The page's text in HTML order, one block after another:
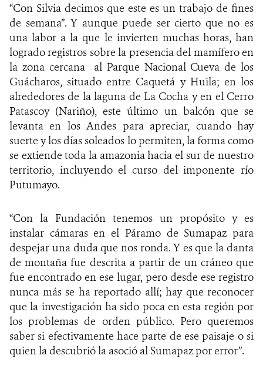
“Con Silvia decimos que este es un trabajo de fines
de semana”. Y aunque puede ser cierto que no es
una labor a la que le invierten muchas horas, han
logrado registros sobre la presencia del mamífero en
la zona cercana al Parque Nacional Cueva de los
Guácharos, situado entre Caquetá y Huila; en los
alrededores de la laguna de La Cocha y en el Cerro
Patascoy (Nariño), este último un balcón que se
levanta en los Andes para apreciar, cuando hay
suerte y los días soleados lo permiten, la forma como
se extiende toda la amazonia hacia el sur de nuestro
territorio, incluyendo el curso del imponente río
Putumayo.
“Con la Fundación tenemos un propósito y es
instalar cámaras en el Páramo de Sumapaz para
despejar una duda que nos ronda. Y es que la danta
de montaña fue descrita a partir de un cráneo que
fue encontrado en ese lugar, pero desde ese registro
nunca más se ha reportado allí; hay que reconocer
que la investigación ha sido poca en esta región por
los problemas de orden público. Pero queremos
saber si efectivamente hace parte de ese paisaje o si
quien la descubrió la asoció al Sumapaz por error”.